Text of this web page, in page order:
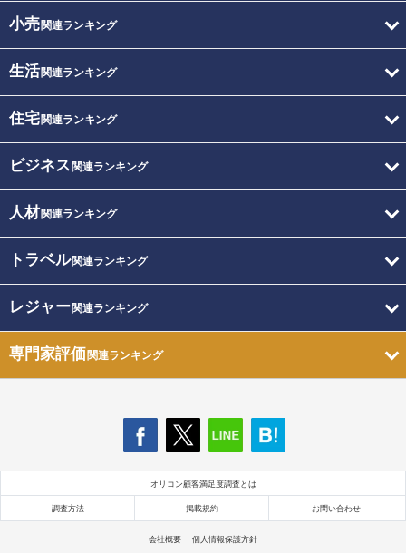
小売関連ランキング
生活関連ランキング
住宅関連ランキング
ビジネス 関連ランキング
人材関連ランキング
トラベル関連ランキング
レジャー関連ランキング
専門家評価関連ランキング
オリコン顧客満足度調査とは
調査方法 掲載規約 お問い合わせ
会社概要 個人情報保護方針